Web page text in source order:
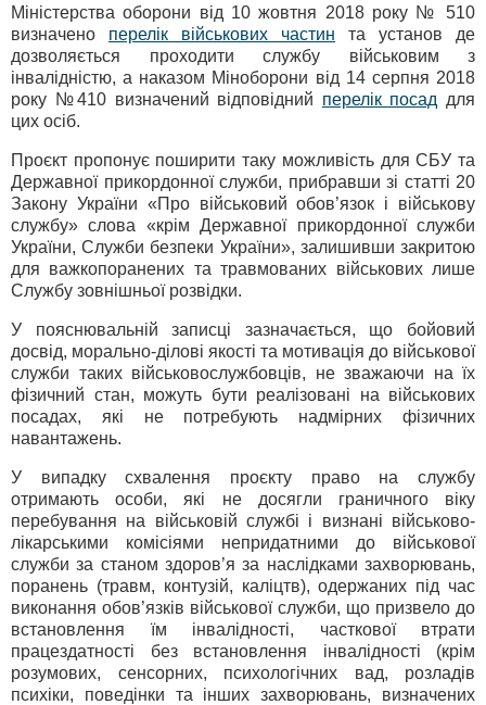
Міністерства оборони від 10 жовтня 2018 року № 510
визначено перелік військових частин та установ де
дозволяється проходити службу військовим з
інвалідністю, а наказом Міноборони від 14 серпня 2018
року №410 визначений відповідний перелік посад для
цих осіб.
Проєкт пропонує поширити таку можливість для СБУ та
Державної прикордонної служби, прибравши зі статті 20
Закону України «Про військовий обов’язок і військову
службу» слова «крім Державної прикордонної служби
України, Служби безпеки України», залишивши закритою
для важкопоранених та травмованих військових лише
Службу зовнішньої розвідки.
У пояснювальній записці зазначається, що бойовий
досвід, морально-ділові якості та мотивація до військової
служби таких військовослужбовців, не зважаючи на їх
фізичний стан, можуть бути реалізовані на військових
посадах, які не потребують надмірних фізичних
навантажень.
У випадку схвалення проєкту право на службу
отримають особи, які не досягли граничного віку
перебування на військовій службі і визнані військово-
лікарськими комісіями непридатними до військової
служби за станом здоров’я за наслідками захворювань,
поранень (травм, контузій, каліцтв), одержаних під час
виконання обов’язків військової служби, що призвело до
встановлення їм інвалідності, часткової втрати
працездатності без встановлення інвалідності (крім
розумових, сенсорних, психологічних вад, розладів
психіки, поведінки та інших захворювань, визначених